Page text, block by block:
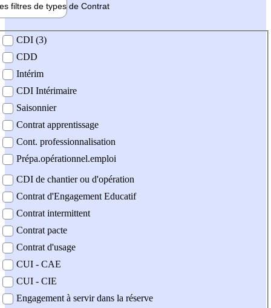
filtres de types de Contrat
contrat
CDI (3)
CDD
Intérim
CDI Intérimaire
Saisonnier
Contrat apprentissage
Cont. professionnalisation
Prépa.opérationnel.emploi
CDI de chantier ou d'opération
Contrat d'Engagement Educatif
Contrat intermittent
Contrat pacte
Contrat d'usage
CUI - CAE
CUI - CIE
Engagement à servir dans la réserve